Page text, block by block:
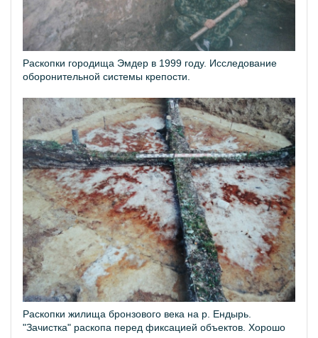
Раскопки городища Эмдер в 1999 году. Исследование
оборонительной системы крепости.
Раскопки жилища бронзового века на р. Ендырь.
"Зачистка" раскопа перед фиксацией объектов. Хорошо